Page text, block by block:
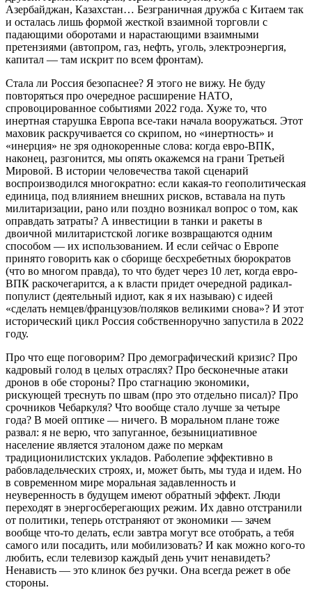
Азербайджан, Казахстан… Безграничная дружба с Китаем так
и осталась лишь формой жесткой взаимной торговли с
падающими оборотами и нарастающими взаимными
претензиями (автопром, газ, нефть, уголь, электроэнергия,
капитал — там искрит по всем фронтам).
Стала ли Россия безопаснее? Я этого не вижу. Не буду
повторяться про очередное расширение НАТО,
спровоцированное событиями 2022 года. Хуже то, что
инертная старушка Европа все-таки начала вооружаться. Этот
маховик раскручивается со скрипом, но «инертность» и
«инерция» не зря однокоренные слова: когда евро-ВПК,
наконец, разгонится, мы опять окажемся на грани Третьей
Мировой. В истории человечества такой сценарий
воспроизводился многократно: если какая-то геополитическая
единица, под влиянием внешних рисков, вставала на путь
милитаризации, рано или поздно возникал вопрос о том, как
оправдать затраты? А инвестиции в танки и ракеты в
двоичной милитаристской логике возвращаются одним
способом — их использованием. И если сейчас о Европе
принято говорить как о сборище бесхребетных бюрократов
(что во многом правда), то что будет через 10 лет, когда евро-
ВПК раскочегарится, а к власти придет очередной радикал-
популист (деятельный идиот, как я их называю) с идеей
«сделать немцев/французов/поляков великими снова»? И этот
исторический цикл Россия собственноручно запустила в 2022
году.
Про что еще поговорим? Про демографический кризис? Про
кадровый голод в целых отраслях? Про бесконечные атаки
дронов в обе стороны? Про стагнацию экономики,
рискующей треснуть по швам (про это отдельно писал)? Про
срочников Чебаркуля? Что вообще стало лучше за четыре
года? В моей оптике — ничего. В моральном плане тоже
развал: я не верю, что запуганное, безынициативное
население является эталоном даже по меркам
традиционилистских укладов. Раболепие эффективно в
рабовладельческих строях, и, может быть, мы туда и идем. Но
в современном мире моральная задавленность и
неуверенность в будущем имеют обратный эффект. Люди
переходят в энергосберегающих режим. Их давно отстранили
от политики, теперь отстраняют от экономики — зачем
вообще что-то делать, если завтра могут все отобрать, а тебя
самого или посадить, или мобилизовать? И как можно кого-то
любить, если телевизор каждый день учит ненавидеть?
Ненависть — это клинок без ручки. Она всегда режет в обе
стороны.